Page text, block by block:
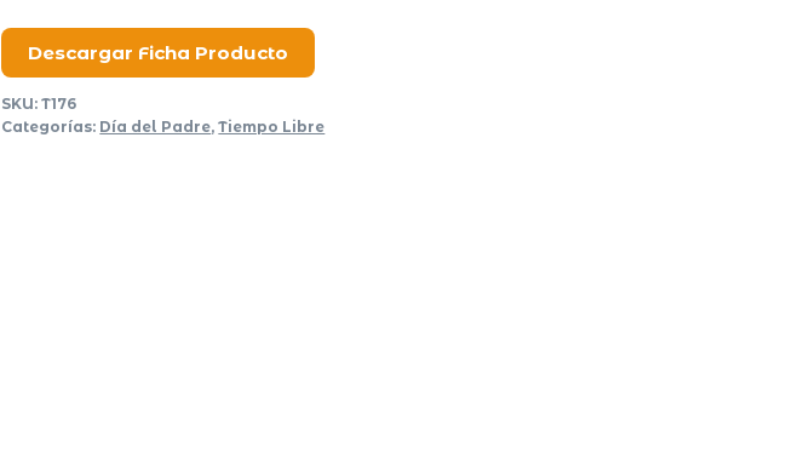
Nueve
cantidad
Descargar Ficha Producto
SKU:T176
Categorías: Día del Padre,Tiempo Libre